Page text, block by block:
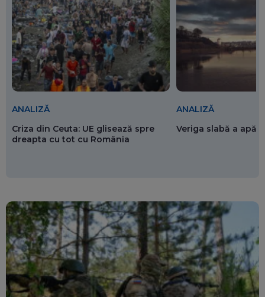
ANALIZĂ
Criza din Ceuta: UE glisează spre
dreapta cu tot cu România
ANALIZĂ
Veriga slabă a